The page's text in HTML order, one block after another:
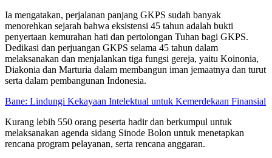
Ia mengatakan, perjalanan panjang GKPS sudah banyak
menorehkan sejarah bahwa eksistensi 45 tahun adalah bukti
penyertaan kemurahan hati dan pertolongan Tuhan bagi GKPS.
Dedikasi dan perjuangan GKPS selama 45 tahun dalam
melaksanakan dan menjalankan tiga fungsi gereja, yaitu Koinonia,
Diakonia dan Marturia dalam membangun iman jemaatnya dan turut
serta dalam pembangunan Indonesia.
Bane: Lindungi Kekayaan Intelektual untuk Kemerdekaan Finansial
Kurang lebih 550 orang peserta hadir dan berkumpul untuk
melaksanakan agenda sidang Sinode Bolon untuk menetapkan
rencana program pelayanan, serta rencana anggaran.